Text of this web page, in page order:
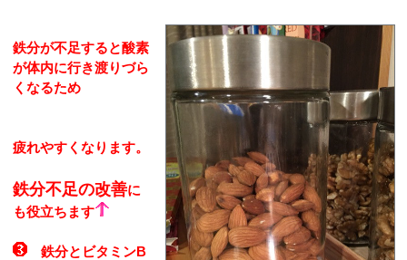
鉄分が不足すると酸素
が体内に行き渡りづら
くなるため
疲れやすくなります。
鉄分不足の改善に
も役立ちます
鉄分とビタミンB